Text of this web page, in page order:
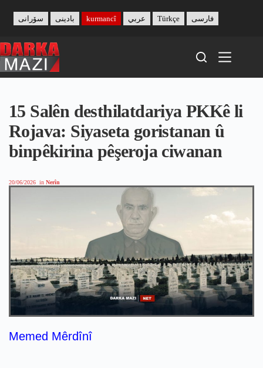
content
بادینی سۆرانی kurmancî عربي Türkçe فارسی
15 Salên desthilatdariya PKKê li
Rojava: Siyaseta goristanan û
binpêkirina pêşeroja ciwanan
20/06/2026 in Nerîn
Memed Mêrdînî